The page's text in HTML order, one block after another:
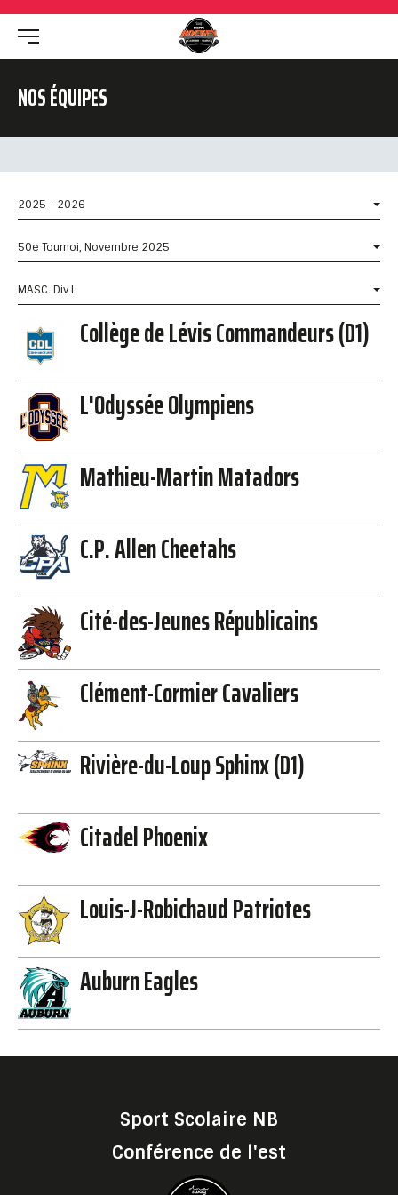
NOS ÉQUIPES
2025 - 2026
50e Tournoi, Novembre 2025
MASC. Div I
Collège de Lévis Commandeurs (D1)
L'Odyssée Olympiens
Mathieu-Martin Matadors
C.P. Allen Cheetahs
Cité-des-Jeunes Républicains
Clément-Cormier Cavaliers
Rivière-du-Loup Sphinx (D1)
Citadel Phoenix
Louis-J-Robichaud Patriotes
Auburn Eagles
Sport Scolaire NB
Conférence de l'est